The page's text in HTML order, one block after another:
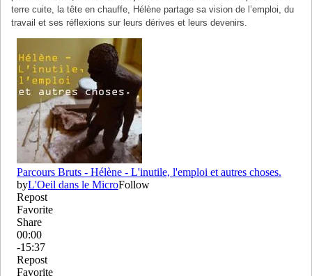
terre cuite, la tête en chauffe, Hélène partage sa vision de l’emploi, du
travail et ses réflexions sur leurs dérives et leurs devenirs.